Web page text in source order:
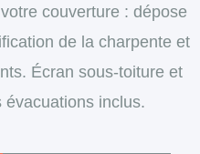
couverture : dépose
de la charpente et
Écran sous-toiture et
inclus.